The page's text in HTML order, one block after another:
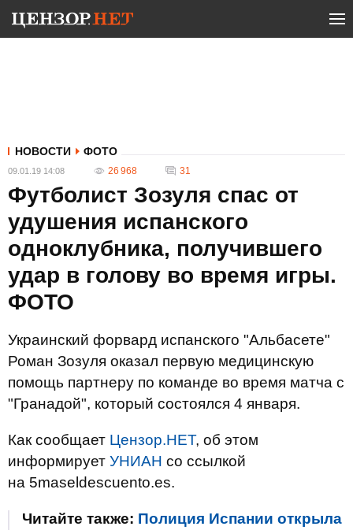
НОВОСТИ ФОТО
09.01.19 14:08 26 968 31
Футболист Зозуля спас от
удушения испанского
одноклубника, получившего
удар в голову во время игры.
ФОТО
Украинский форвард испанского "Альбасете"
Роман Зозуля оказал первую медицинскую
помощь партнеру по команде во время матча с
"Гранадой", который состоялся 4 января.
Как сообщает Цензор.НЕТ, об этом
информирует УНИАН со ссылкой
на 5maseldescuento.es.
Читайте также: Полиция Испании открыла